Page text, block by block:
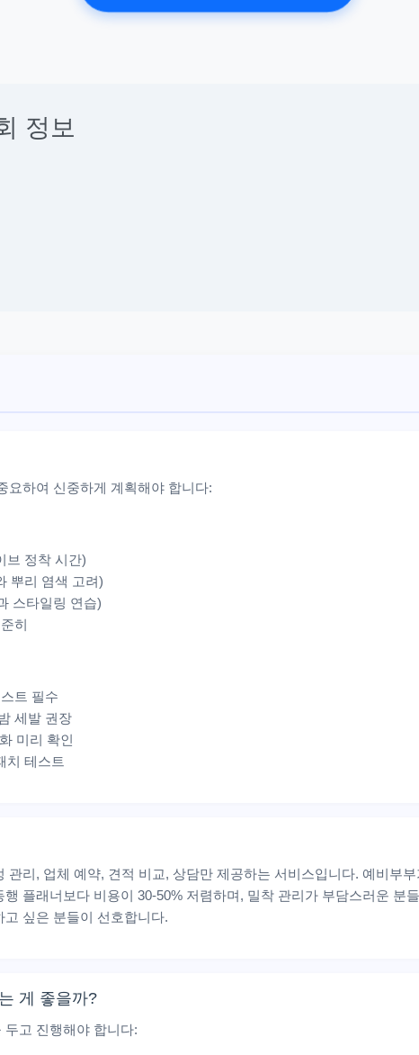
정보
요하여 신중하게 계획해야 합니다:
브 정착 시간)
뿌리 염색 고려)
스타일링 연습)
히
트 필수
세발 권장
미리 확인
치 테스트
관리, 업체 예약, 견적 비교, 상담만 제공하는 서비스입니다. 예비부
플래너보다 비용이 30-50% 저렴하며, 밀착 관리가 부담스러운 분
싶은 분들이 선호합니다.
게 좋을까?
고 진행해야 합니다: